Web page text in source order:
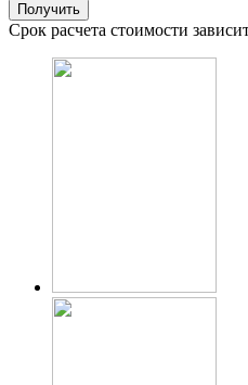
Срок расчета стоимости